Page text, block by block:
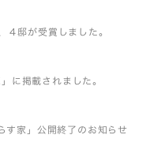
邸が受賞しました。
に掲載されました。
す家」公開終了のお知らせ